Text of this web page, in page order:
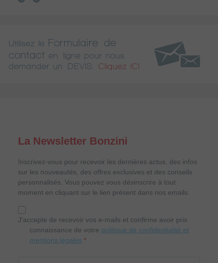
Utilisez le Formulaire de
contact en ligne pour nous
demander un DEVIS.
Cliquez ICI
La Newsletter Bonzini
Inscrivez-vous pour recevoir les dernières actus, des infos
sur les nouveautés, des offres exclusives et des conseils
personnalisés. Vous pouvez vous désinscrire à tout
moment en cliquant sur le lien présent dans nos emails.
J'accepte de recevoir vos e-mails et confirme avoir pris
connaissance de votre politique de confidentialité et
mentions légales.